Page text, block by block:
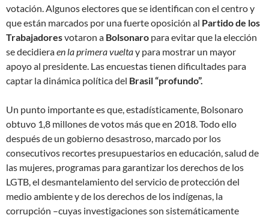
votación. Algunos electores que se identifican con el centro y
que están marcados por una fuerte oposición al Partido de los
Trabajadoresvotaron a Bolsonaro para evitar que la elección
se decidieraen la primera vueltay para mostrar un mayor
apoyo al presidente. Las encuestas tienen dificultades para
captar la dinámica política del Brasil “profundo”.
Un punto importante es que, estadísticamente, Bolsonaro
obtuvo 1,8 millones de votos más que en 2018. Todo ello
después de un gobierno desastroso, marcado por los
consecutivos recortes presupuestarios en educación, salud de
las mujeres, programas para garantizar los derechos de los
LGTB, el desmantelamiento del servicio de protección del
medio ambiente y de los derechos de los indígenas, la
corrupción –cuyas investigaciones son sistemáticamente